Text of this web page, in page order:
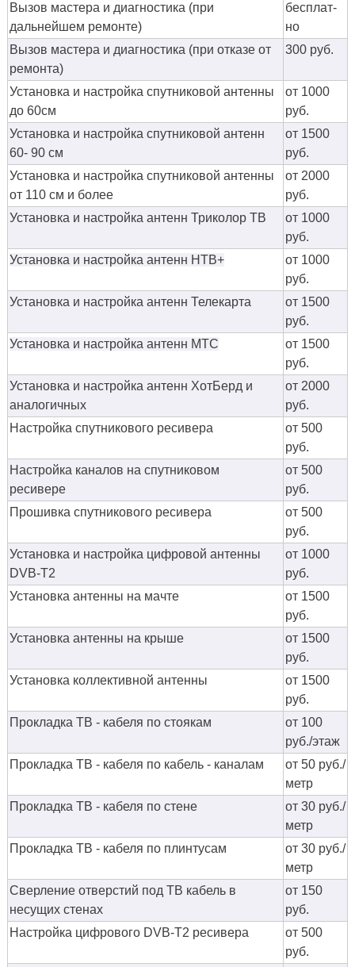
Вызов мастера и диагностика (при
дальнейшем ремонте)
бес­плат­
но
Вызов мастера и диагностика (при отказе от
ремонта)
300 руб.
Установка и настройка спутниковой антенны
до 60см
от 1000
руб.
Установка и настройка спутниковой антенн
60- 90 см
от 1500
руб.
Установка и настройка спутниковой антенны
от 110 см и более
от 2000
руб.
Установка и настройка антенн Триколор ТВ
от 1000
руб.
Установка и настройка антенн НТВ+
от 1000
руб.
Установка и настройка антенн Телекарта
от 1500
руб.
Установка и настройка антенн МТС
от 1500
руб.
Установка и настройка антенн ХотБерд и
аналогичных
от 2000
руб.
Настройка спутникового ресивера
от 500
руб.
Настройка каналов на спутниковом
ресивере
от 500
руб.
Прошивка спутникового ресивера
от 500
руб.
Установка и настройка цифровой антенны
DVB-T2
от 1000
руб.
Установка антенны на мачте
от 1500
руб.
Установка антенны на крыше
от 1500
руб.
Установка коллективной антенны
от 1500
руб.
Прокладка ТВ - кабеля по стоякам
от 100
руб./этаж
Прокладка ТВ - кабеля по кабель - каналам
от 50 руб./
метр
Прокладка ТВ - кабеля по стене
от 30 руб./
метр
Прокладка ТВ - кабеля по плинтусам
от 30 руб./
метр
Сверление отверстий под ТВ кабель в
несущих стенах
от 150
руб.
Настройка цифрового DVB-T2 ресивера
от 500
руб.